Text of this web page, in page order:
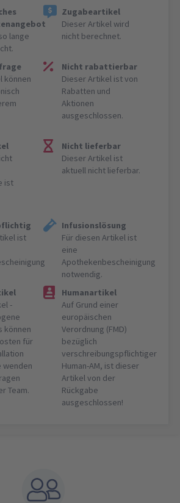
lange
Zugabeartikel
Dieser Artikel wird
nicht berechnet.
können
Nicht rabattierbar
Dieser Artikel ist von
Rabatten und
Aktionen
ausgeschlossen.
ist
Nicht lieferbar
Dieser Artikel ist
aktuell nicht lieferbar.
ist
Infusionslösung
Für diesen Artikel ist
eine
Apothekenbescheinigung
notwendig.
-
können
für
wenden
Team.
Humanartikel
Auf Grund einer
europäischen
Verordnung (FMD)
bezüglich
verschreibungspflichtiger
Human-AM, ist dieser
Artikel von der
Rückgabe
ausgeschlossen!